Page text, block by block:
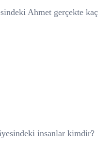
Ahmet gerçekte kaç
insanlar kimdir?